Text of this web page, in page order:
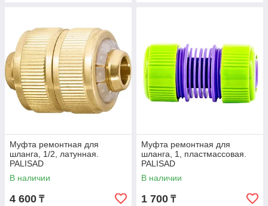
Муфта ремонтная для
шланга, 1/2, латунная.
PALISAD
В наличии
4 600 ₸
Муфта ремонтная для
шланга, 1, пластмассовая.
PALISAD
В наличии
1 700 ₸